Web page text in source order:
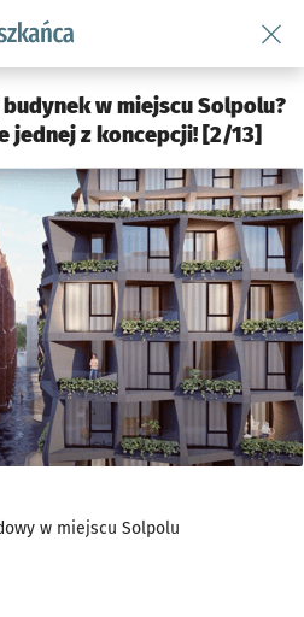
podserwis: Dla mieszkańca
w miejscu Solpolu?
jednej z koncepcji! [2/13]
w miejscu Solpolu